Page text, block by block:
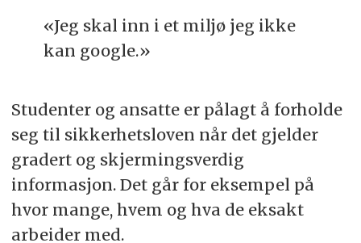
«Jeg skal inn i et miljø jeg ikke
kan google.»
Studenter og ansatte er pålagt å forholde
seg til sikkerhetsloven når det gjelder
gradert og skjermingsverdig
informasjon. Det går for eksempel på
hvor mange, hvem og hva de eksakt
arbeider med.